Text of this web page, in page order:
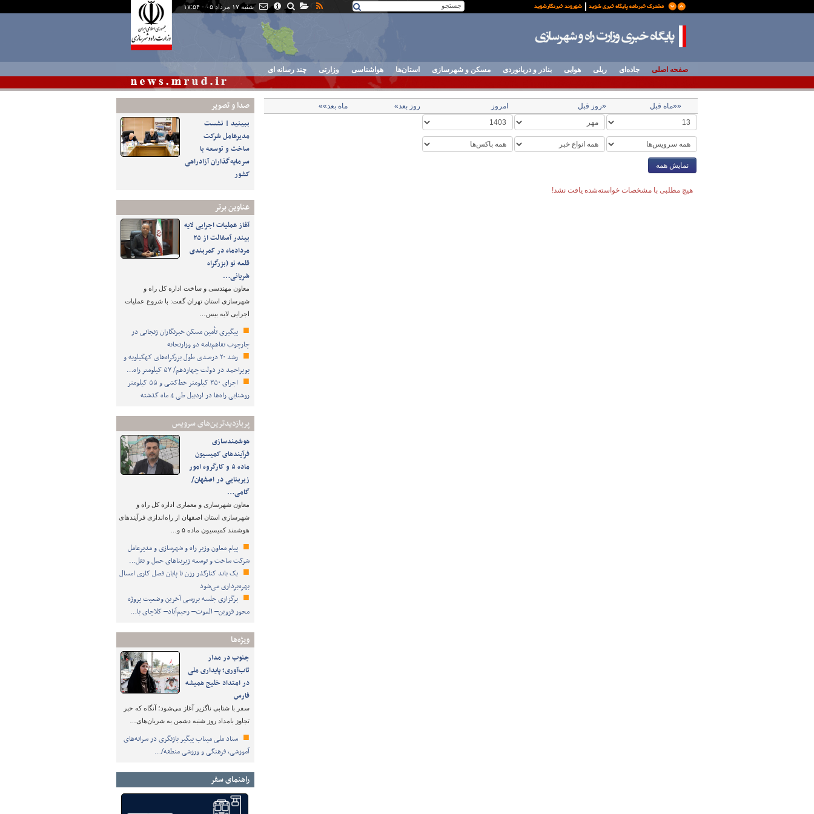
شنبه ۱۷ مرداد ۰۵ - ۱۷:۵۴
صفحه اصلی جاده‌ای ریلی هوایی بنادر و دریانوردی مسکن و شهرسازی استان‌ها هواشناسی وزارتی چند رسانه ای
صدا و تصوير
ببینید | نشست
مدیرعامل شرکت
ساخت و توسعه با
سرمایه‌گذاران آزادراهی
کشور
عناوین برتر
آغاز عملیات اجرایی لایه
بیندر آسفالت از ۲۵
مردادماه در کمربندی
قلعه نو (بزرگراه
شریانی…
معاون مهندسی و ساخت اداره کل راه و
شهرسازی استان تهران گفت: با شروع عملیات
اجرایی لایه بیس…
پیگیری تأمین مسکن خبرنگاران زنجانی در
چارچوب تفاهم‌نامه دو وزارتخانه
رشد ۲۰ درصدی طول بزرگراه‌های کهگیلویه و
بویراحمد در دولت چهاردهم/ ۵۷ کیلومتر راه…
اجرای ۳۵۰ کیلومتر خط‌کشی و ۵۵ کیلومتر
روشنایی راه‌ها در اردبیل طی 4 ماه گذشته
پربازدیدترین‌های سرویس
هوشمندسازی
فرآیندهای کمیسیون
ماده ۵ و کارگروه امور
زیربنایی در اصفهان/
گامی…
معاون شهرسازی و معماری اداره کل راه و
شهرسازی استان اصفهان از راه‌اندازی فرآیندهای
هوشمند کمیسیون ماده ۵ و…
پیام معاون وزیر راه و شهرسازی و مدیرعامل
شرکت ساخت و توسعه زیربناهای حمل و نقل…
یک باند کنارگذر رزن تا پایان فصل کاری امسال
بهره‌برداری می‌شود
برگزاری جلسه بررسی آخرین وضعیت پروژه
محور قزوین– الموت– رحیم‌آباد– کلاچای با…
ویژه‌ها
جنوب در مدار
تاب‌آوری؛ پایداری ملی
در امتداد خلیج همیشه
فارس
سفر با شتابی ناگزیر آغاز می‌شود؛ آنگاه که خبر
تجاوز بامداد روز شنبه دشمن به شریان‌های…
ستاد ملی میناب پیگیر بازنگری در سرانه‌های
آموزشی، فرهنگی و ورزشی منطقه/…
راهنمای سفر
««ماه قبل «روز قبل امروز روز بعد» ماه بعد»»
نمایش همه
هیچ مطلبی با مشخصات خواسته‌شده یافت نشد!